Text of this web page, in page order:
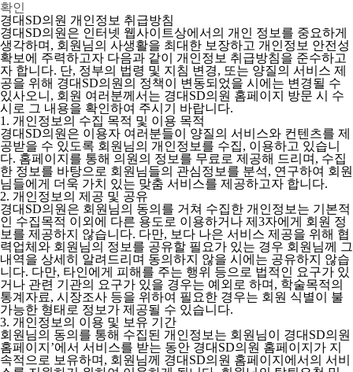
확인
경대SD의원 개인정보 취급방침
경대SD의원은 인터넷 웹사이트상에서의 개인 정보를 중요하게
생각하며, 회원님의 사생활을 최대한 보장하고 개인정보 안전성
확보에 주력하고자 다음과 같이 개인정보 취급방침을 준수하고
자 합니다. 단, 정부의 법령 및 지침 변경, 또는 양질의 서비스 제
공을 위해 경대SD의원의 정책이 변동되었을 시에는 변경될 수
있사오니, 회원 여러분께서는 경대SD의원 홈페이지 방문 시 수
시로 그 내용을 확인하여 주시기 바랍니다.
1. 개인정보의 수집 목적 및 이용 목적
경대SD의원은 이용자 여러분들이 양질의 서비스와 컨텐츠를 제
공받을 수 있도록 회원님의 개인정보를 수집, 이용하고 있습니
다. 홈페이지를 통해 의원의 정보를 무료로 제공해 드리며, 수집
한 정보를 바탕으로 회원님들의 관심정보를 분석, 연구하여 회원
님들에게 더욱 가치 있는 맞춤 서비스를 제공하고자 합니다.
2. 개인정보의 제공 및 공유
경대SD의원은 회원님의 동의를 거쳐 수집한 개인정보는 기본적
인 수집목적 이외에 다른 용도로 이용하거나 제3자에게 회원 정
보를 제공하지 않습니다. 다만, 보다 나은 서비스 제공을 위해 협
력업체와 회원님의 정보를 공유할 필요가 있는 경우 회원님께 그
내역을 상세히 알려드리며 동의하지 않을 시에는 공유하지 않습
니다. 다만, 타인에게 피해를 주는 행위 등으로 법적인 요구가 있
거나 관련 기관의 요구가 있을 경우는 예외로 하며, 학술목적의
통계자료, 시장조사 등을 위하여 필요한 경우는 회원 식별이 불
가능한 형태로 정보가 제공될 수 있습니다.
3. 개인정보의 이용 및 보유 기간
회원님의 동의를 통해 수집된 개인정보는 회원님이 경대SD의원
홈페이지’에서 서비스를 받는 동안 경대SD의원 홈페이지가 지
속적으로 보유하며, 회원님께 경대SD의원 홈페이지에서의 서비